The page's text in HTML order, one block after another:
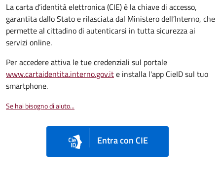
La carta d’identità elettronica (CIE) è la chiave di accesso,
garantita dallo Stato e rilasciata dal Ministero dell’Interno, che
permette al cittadino di autenticarsi in tutta sicurezza ai
servizi online.
Per accedere attiva le tue credenziali sul portale
www.cartaidentita.interno.gov.ite installa l'app CieID sul tuo
smartphone.
Se hai bisogno di aiuto...
Entra con CIE